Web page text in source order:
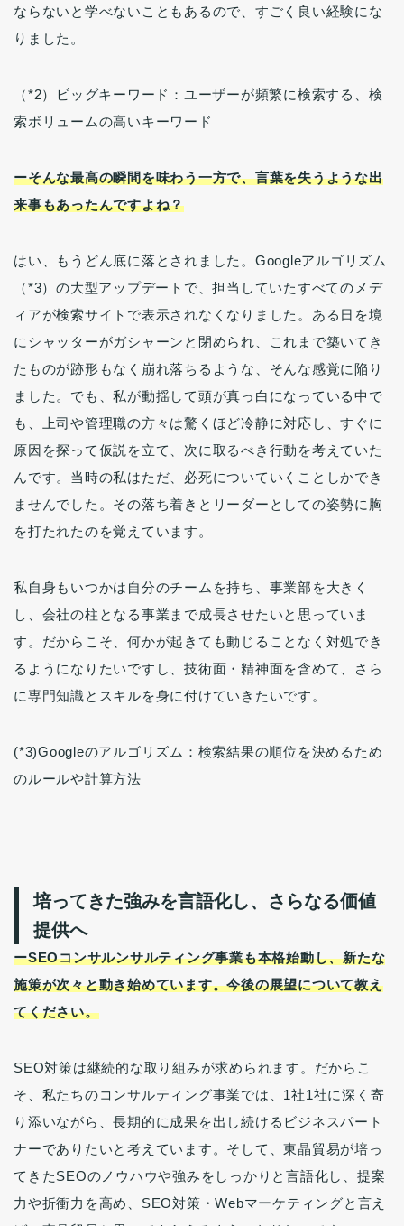
ならないと学べないこともあるので、すごく良い経験にな
りました。
（*2）ビッグキーワード：ユーザーが頻繁に検索する、検
索ボリュームの高いキーワード
ーそんな最高の瞬間を味わう一方で、言葉を失うような出
来事もあったんですよね？
はい、もうどん底に落とされました。Googleアルゴリズム
（*3）の大型アップデートで、担当していたすべてのメデ
ィアが検索サイトで表示されなくなりました。ある日を境
にシャッターがガシャーンと閉められ、これまで築いてき
たものが跡形もなく崩れ落ちるような、そんな感覚に陥り
ました。でも、私が動揺して頭が真っ白になっている中で
も、上司や管理職の方々は驚くほど冷静に対応し、すぐに
原因を探って仮説を立て、次に取るべき行動を考えていた
んです。当時の私はただ、必死についていくことしかでき
ませんでした。その落ち着きとリーダーとしての姿勢に胸
を打たれたのを覚えています。
私自身もいつかは自分のチームを持ち、事業部を大きく
し、会社の柱となる事業まで成長させたいと思っていま
す。だからこそ、何かが起きても動じることなく対処でき
るようになりたいですし、技術面・精神面を含めて、さら
に専門知識とスキルを身に付けていきたいです。
(*3)Googleのアルゴリズム：検索結果の順位を決めるため
のルールや計算方法
培ってきた強みを言語化し、さらなる価値
提供へ
ーSEOコンサルンサルティング事業も本格始動し、新たな
施策が次々と動き始めています。今後の展望について教え
てください。
SEO対策は継続的な取り組みが求められます。だからこ
そ、私たちのコンサルティング事業では、1社1社に深く寄
り添いながら、長期的に成果を出し続けるビジネスパート
ナーでありたいと考えています。そして、東晶貿易が培っ
てきたSEOのノウハウや強みをしっかりと言語化し、提案
力や折衝力を高め、SEO対策・Webマーケティングと言え